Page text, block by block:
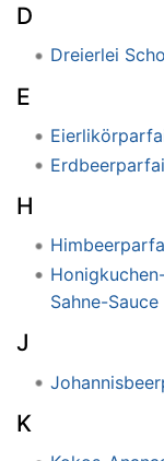
D
Dreierlei
E
H
Sahne-Sauce
J
K